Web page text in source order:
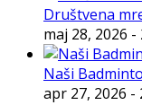
Društvena
maj 28, 2026 -
Naši
apr 27, 2026 -